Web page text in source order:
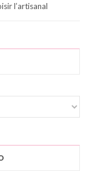
l’artisanal